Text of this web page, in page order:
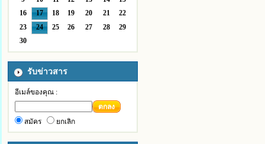
16
17 18 19 20 21
22
23
24 25 26 27 28
29
30
รับข่าวสาร
อีเมล์ของคุณ :
ตกลง
สมัคร
ยกเลิก